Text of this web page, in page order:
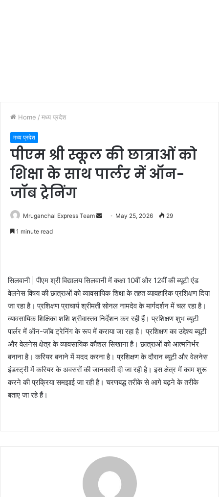
Home / मध्य प्रदेश
मध्य प्रदेश
पीएम श्री स्कूल की छात्राओं को
शिक्षा के साथ पार्लर में ऑन-
जॉब ट्रेनिंग
Mruganchal Express Team
Send May 25, 2026 29
1 minute read
सिलवानी | पीएम श्री विद्यालय सिलवानी में कक्षा 10वीं और 12वीं की ब्यूटी एंड
वेलनेस विषय की छात्राओं को व्यावसायिक शिक्षा के तहत व्यावहारिक प्रशिक्षण दिया
जा रहा है। प्रशिक्षण प्राचार्य श्रीमती सोनल नामदेव के मार्गदर्शन में चल रहा है।
व्यावसायिक शिक्षिका शशि श्रीवास्तव निर्देशन कर रही हैं। प्रशिक्षण शुभ ब्यूटी
पार्लर में ऑन-जॉब ट्रेनिंग के रूप में कराया जा रहा है। प्रशिक्षण का उद्देश्य ब्यूटी
और वेलनेस क्षेत्र के व्यावसायिक कौशल सिखाना है। छात्राओं को आत्मनिर्भर
बनाना है। करियर बनाने में मदद करना है। प्रशिक्षण के दौरान ब्यूटी और वेलनेस
इंडस्ट्री में करियर के अवसरों की जानकारी दी जा रही है। इस क्षेत्र में काम शुरू
करने की प्रक्रिया समझाई जा रही है। चरणबद्ध तरीके से आगे बढ़ने के तरीके
बताए जा रहे हैं।